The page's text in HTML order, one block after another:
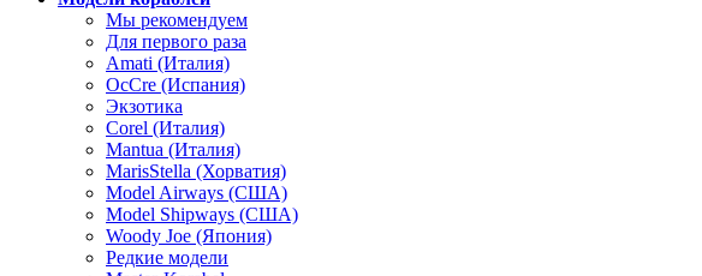
Мы рекомендуем
Для первого раза
Amati (Италия)
OcCre (Испания)
Экзотика
Corel (Италия)
Mantua (Италия)
MarisStella (Хорватия)
Model Airways (США)
Model Shipways (США)
Woody Joe (Япония)
Редкие модели